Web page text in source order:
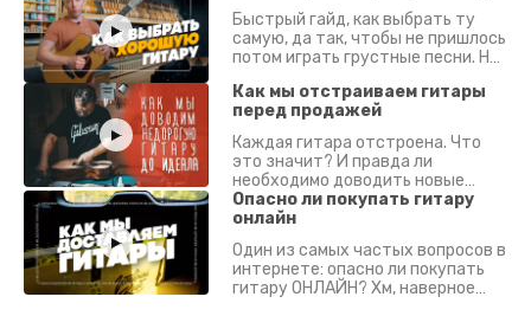
Быстрый гайд, как выбрать ту
самую, да так, чтобы не пришлось
потом играть грустные песни. На
Как мы отстраиваем гитары
перед продажей
Каждая гитара отстроена. Что
это значит? И правда ли
необходимо доводить новые
гитары? Если кратко - да.
Подробно - в видео :)
Опасно ли покупать гитару
онлайн
Один из самых частых вопросов в
интернете: опасно ли покупать
гитару ОНЛАЙН? Хм, наверное